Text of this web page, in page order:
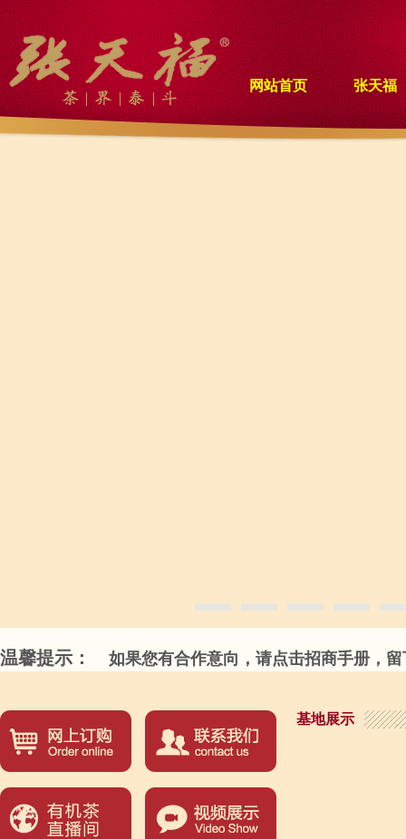
网站首页 张天福
温馨提示： 如果您有合作意向，请点击招商手册，
基地展示